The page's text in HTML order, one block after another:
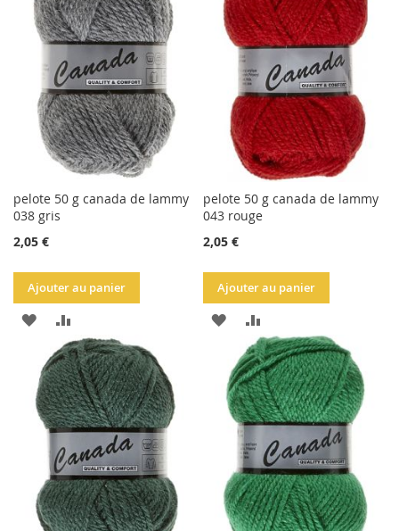
LISTE
D'ACHATS
LISTE
D'ACHATS
pelote 50 g canada de lammy
038 gris
2,05 €
Ajouter au panier
AJOUTER
LA
LISTE
D'ACHATS
AU
COMPARATEUR
pelote 50 g canada de lammy
043 rouge
2,05 €
Ajouter au panier
AJOUTER
LA
LISTE
D'ACHATS
AU
COMPARATEUR